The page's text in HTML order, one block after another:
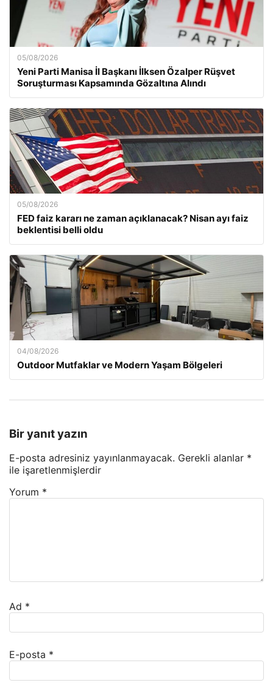
05/08/2026
Yeni Parti Manisa İl Başkanı İlksen Özalper Rüşvet
Soruşturması Kapsamında Gözaltına Alındı
05/08/2026
FED faiz kararı ne zaman açıklanacak? Nisan ayı faiz
beklentisi belli oldu
04/08/2026
Outdoor Mutfaklar ve Modern Yaşam Bölgeleri
Bir yanıt yazın
E-posta adresiniz yayınlanmayacak. Gerekli alanlar *
ile işaretlenmişlerdir
Yorum *
Ad *
E-posta *